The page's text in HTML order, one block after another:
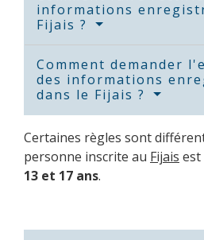
informations
Fijais ?
Comment demander
des informations
dans le Fijais ?
Certaines règles sont
personne inscrite au Fijais est
13 et 17 ans.